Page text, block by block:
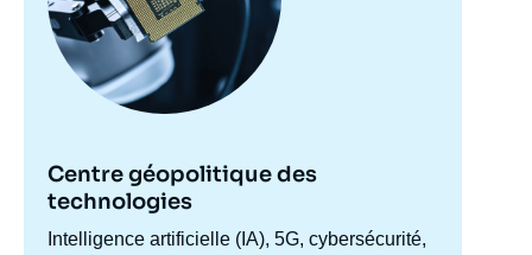
Centre géopolitique des
technologies
Accroche
Intelligence artificielle (IA), 5G, cybersécurité,